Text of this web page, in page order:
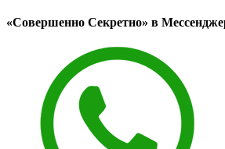
«Совершенно Секретно» в